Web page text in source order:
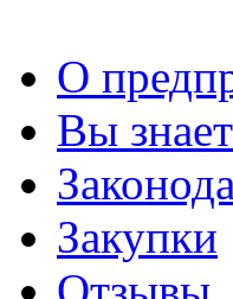
О
Вы
Закупки